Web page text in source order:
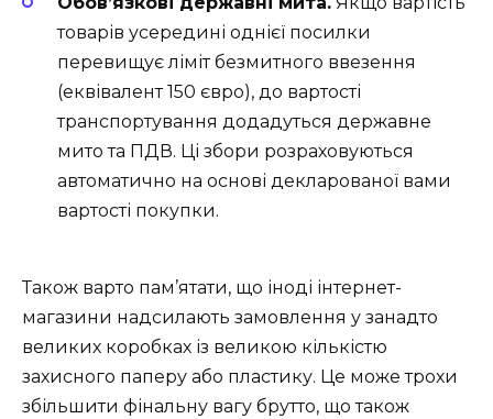
товарів усередині однієї посилки
перевищує ліміт безмитного ввезення
(еквівалент 150 євро), до вартості
транспортування додадуться державне
мито та ПДВ. Ці збори розраховуються
автоматично на основі декларованої вами
вартості покупки.
Також варто пам’ятати, що іноді інтернет-
магазини надсилають замовлення у занадто
великих коробках із великою кількістю
захисного паперу або пластику. Це може трохи
збільшити фінальну вагу брутто, що також